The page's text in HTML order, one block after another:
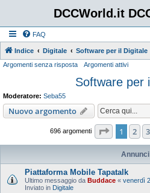
DCCWorld.it
FAQ
Indice Digitale Software per il Digitale
Argomenti senza risposta Argomenti attivi
Software per
Moderatore: Seba55
Nuovo argomento
696 argomenti Pagina di
1 2 3
Annunci
Piattaforma Mobile Tapatalk
Ultimo messaggio da Buddace « venerdì
Inviato in Digitale